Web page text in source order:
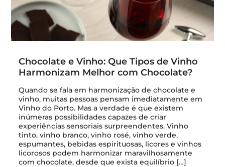
Chocolate e Vinho: Que Tipos de Vinho
Harmonizam Melhor com Chocolate?
Quando se fala em harmonização de chocolate e
vinho, muitas pessoas pensam imediatamente em
Vinho do Porto. Mas a verdade é que existem
inúmeras possibilidades capazes de criar
experiências sensoriais surpreendentes. Vinho
tinto, vinho branco, vinho rosé, vinho verde,
espumantes, bebidas espirituosas, licores e vinhos
licorosos podem harmonizar maravilhosamente
com chocolate, desde que exista equilíbrio […]